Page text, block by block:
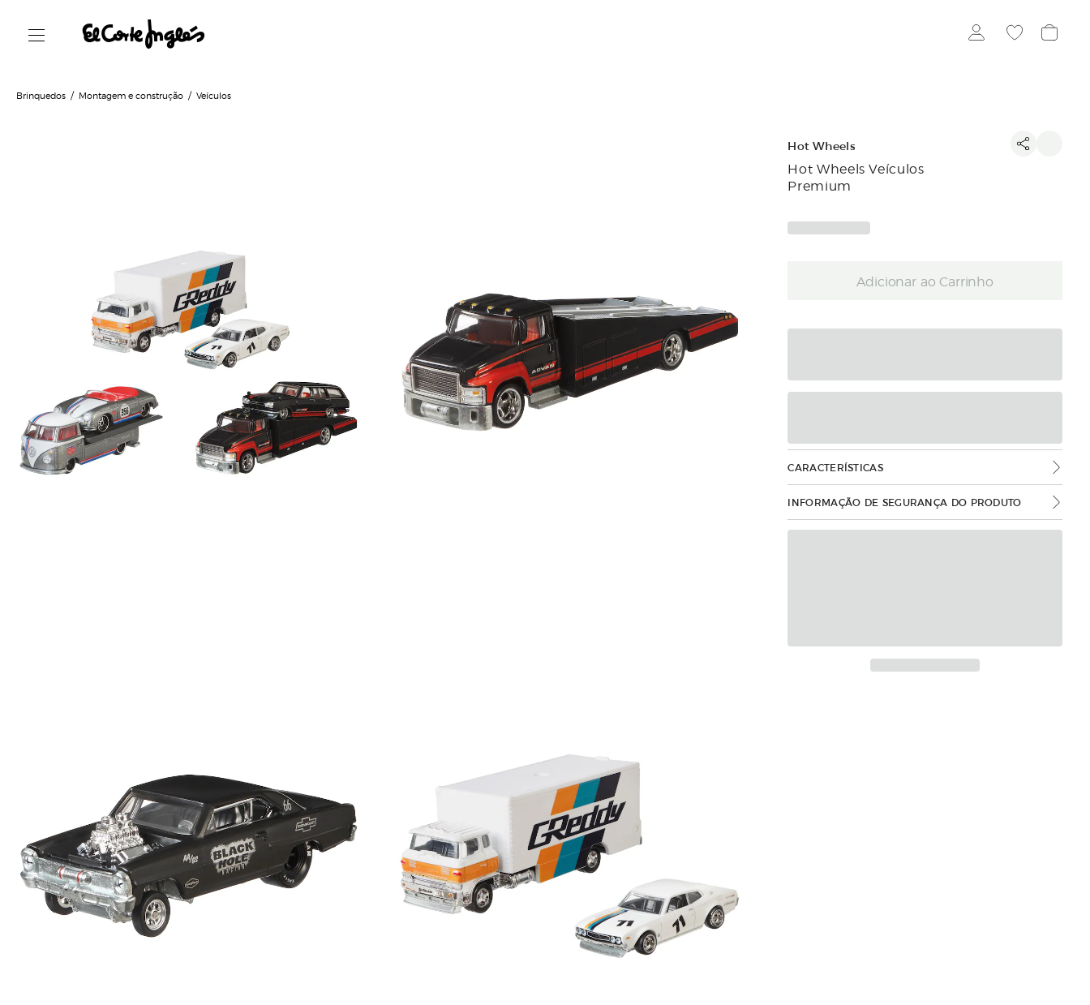
Brinquedos Montagem e construção Veículos
Hot Wheels
Hot Wheels Veículos
Premium
Adicionar ao Carrinho
CARACTERÍSTICAS
INFORMAÇÃO DE SEGURANÇA DO PRODUTO